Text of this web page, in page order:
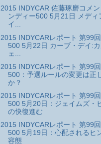
2015 INDYCAR 佐藤琢磨コメ
ンディー500 5月21日 メディ
イ...
2015 INDYCARレポート 第99
500 5月22日 カーブ・デイ:
ェ...
2015 INDYCARレポート 第99
500：予選ルールの変更は正
か？
2015 INDYCARレポート 第99
500 5月20日：ジェイムズ・
の快復進む
2015 INDYCARレポート 第99
500 5月19日：心配されるヒ
容態